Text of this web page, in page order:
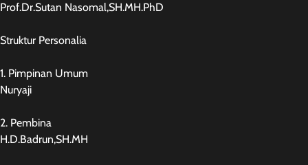
Prof.Dr.Sutan Nasomal,SH.MH.PhD
Struktur Personalia
1. Pimpinan Umum
Nuryaji
2. Pembina
H.D.Badrun,SH.MH